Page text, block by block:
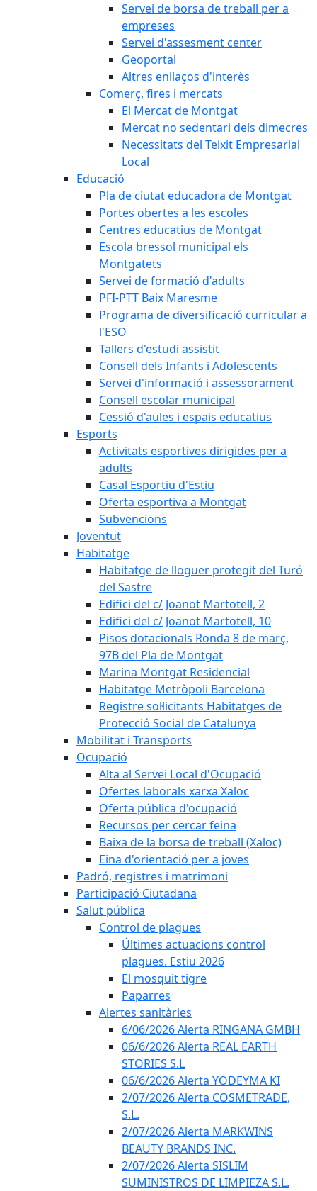
Servei de borsa de treball per a
empreses
Servei d'assesment center
Geoportal
Altres enllaços d'interès
Comerç, fires i mercats
El Mercat de Montgat
Mercat no sedentari dels dimecres
Necessitats del Teixit Empresarial
Local
Educació
Pla de ciutat educadora de Montgat
Portes obertes a les escoles
Centres educatius de Montgat
Escola bressol municipal els
Montgatets
Servei de formació d'adults
PFI-PTT Baix Maresme
Programa de diversificació curricular a
l'ESO
Tallers d'estudi assistit
Consell dels Infants i Adolescents
Servei d'informació i assessorament
Consell escolar municipal
Cessió d'aules i espais educatius
Esports
Activitats esportives dirigides per a
adults
Casal Esportiu d'Estiu
Oferta esportiva a Montgat
Subvencions
Joventut
Habitatge
Habitatge de lloguer protegit del Turó
del Sastre
Edifici del c/ Joanot Martotell, 2
Edifici del c/ Joanot Martotell, 10
Pisos dotacionals Ronda 8 de març,
97B del Pla de Montgat
Marina Montgat Residencial
Habitatge Metròpoli Barcelona
Registre sol·licitants Habitatges de
Protecció Social de Catalunya
Mobilitat i Transports
Ocupació
Alta al Servei Local d'Ocupació
Ofertes laborals xarxa Xaloc
Oferta pública d'ocupació
Recursos per cercar feina
Baixa de la borsa de treball (Xaloc)
Eina d'orientació per a joves
Padró, registres i matrimoni
Participació Ciutadana
Salut pública
Control de plagues
Últimes actuacions control
plagues. Estiu 2026
El mosquit tigre
Paparres
Alertes sanitàries
6/06/2026 Alerta RINGANA GMBH
06/6/2026 Alerta REAL EARTH
STORIES S.L
06/6/2026 Alerta YODEYMA KI
2/07/2026 Alerta COSMETRADE,
S.L.
2/07/2026 Alerta MARKWINS
BEAUTY BRANDS INC.
2/07/2026 Alerta SISLIM
SUMINISTROS DE LIMPIEZA S.L.